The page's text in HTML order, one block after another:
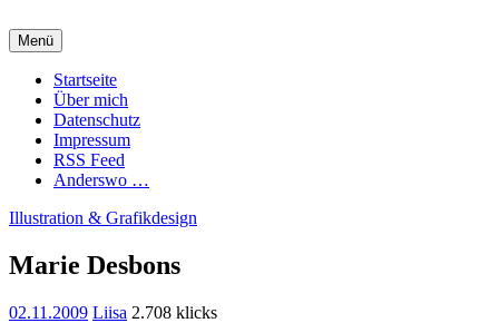
Inhalt
springen
Charming Quark
Menü
Startseite
Über mich
Datenschutz
Impressum
RSS Feed
Anderswo …
Illustration & Grafikdesign
Marie Desbons
02.11.2009 Liisa 2.708 klicks